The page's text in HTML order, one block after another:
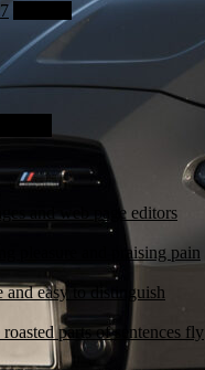
and web page editors
pleasure and praising pain
and easy to distinguish
parts of sentences fly